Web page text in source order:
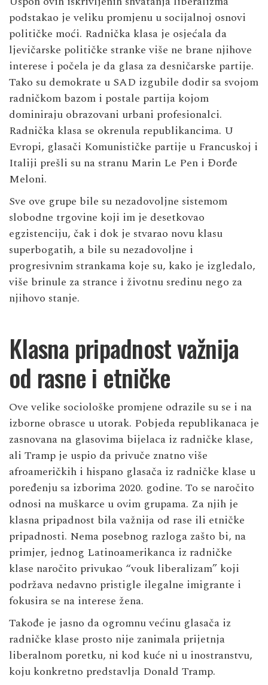
podstakao je veliku promjenu u socijalnoj osnovi
političke moći. Radnička klasa je osjećala da
ljevičarske političke stranke više ne brane njihove
interese i počela je da glasa za desničarske partije.
Tako su demokrate u SAD izgubile dodir sa svojom
radničkom bazom i postale partija kojom
dominiraju obrazovani urbani profesionalci.
Radnička klasa se okrenula republikancima. U
Evropi, glasači Komunističke partije u Francuskoj i
Italiji prešli su na stranu Marin Le Pen i Đorđe
Meloni.
Sve ove grupe bile su nezadovoljne sistemom
slobodne trgovine koji im je desetkovao
egzistenciju, čak i dok je stvarao novu klasu
superbogatih, a bile su nezadovoljne i
progresivnim strankama koje su, kako je izgledalo,
više brinule za strance i životnu sredinu nego za
njihovo stanje.
Klasna pripadnost važnija
od rasne i etničke
Ove velike sociološke promjene odrazile su se i na
izborne obrasce u utorak. Pobjeda republikanaca je
zasnovana na glasovima bijelaca iz radničke klase,
ali Tramp je uspio da privuče znatno više
afroameričkih i hispano glasača iz radničke klase u
poređenju sa izborima 2020. godine. To se naročito
odnosi na muškarce u ovim grupama. Za njih je
klasna pripadnost bila važnija od rase ili etničke
pripadnosti. Nema posebnog razloga zašto bi, na
primjer, jednog Latinoamerikanca iz radničke
klase naročito privukao “vouk liberalizam” koji
podržava nedavno pristigle ilegalne imigrante i
fokusira se na interese žena.
Takođe je jasno da ogromnu većinu glasača iz
radničke klase prosto nije zanimala prijetnja
liberalnom poretku, ni kod kuće ni u inostranstvu,
koju konkretno predstavlja Donald Tramp.